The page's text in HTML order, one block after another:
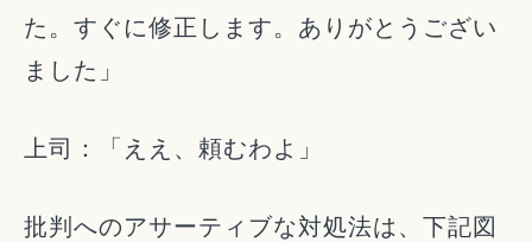
た。すぐに修正します。ありがとうござい
ました」
上司：「ええ、頼むわよ」
批判へのアサーティブな対処法は、下記図